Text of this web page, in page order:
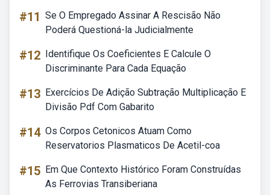
#11 Se O Empregado Assinar A Rescisão Não
Poderá Questioná-la Judicialmente
#12 Identifique Os Coeficientes E Calcule O
Discriminante Para Cada Equação
#13 Exercícios De Adição Subtração Multiplicação E
Divisão Pdf Com Gabarito
#14 Os Corpos Cetonicos Atuam Como
Reservatorios Plasmaticos De Acetil-coa
#15 Em Que Contexto Histórico Foram Construídas
As Ferrovias Transiberiana